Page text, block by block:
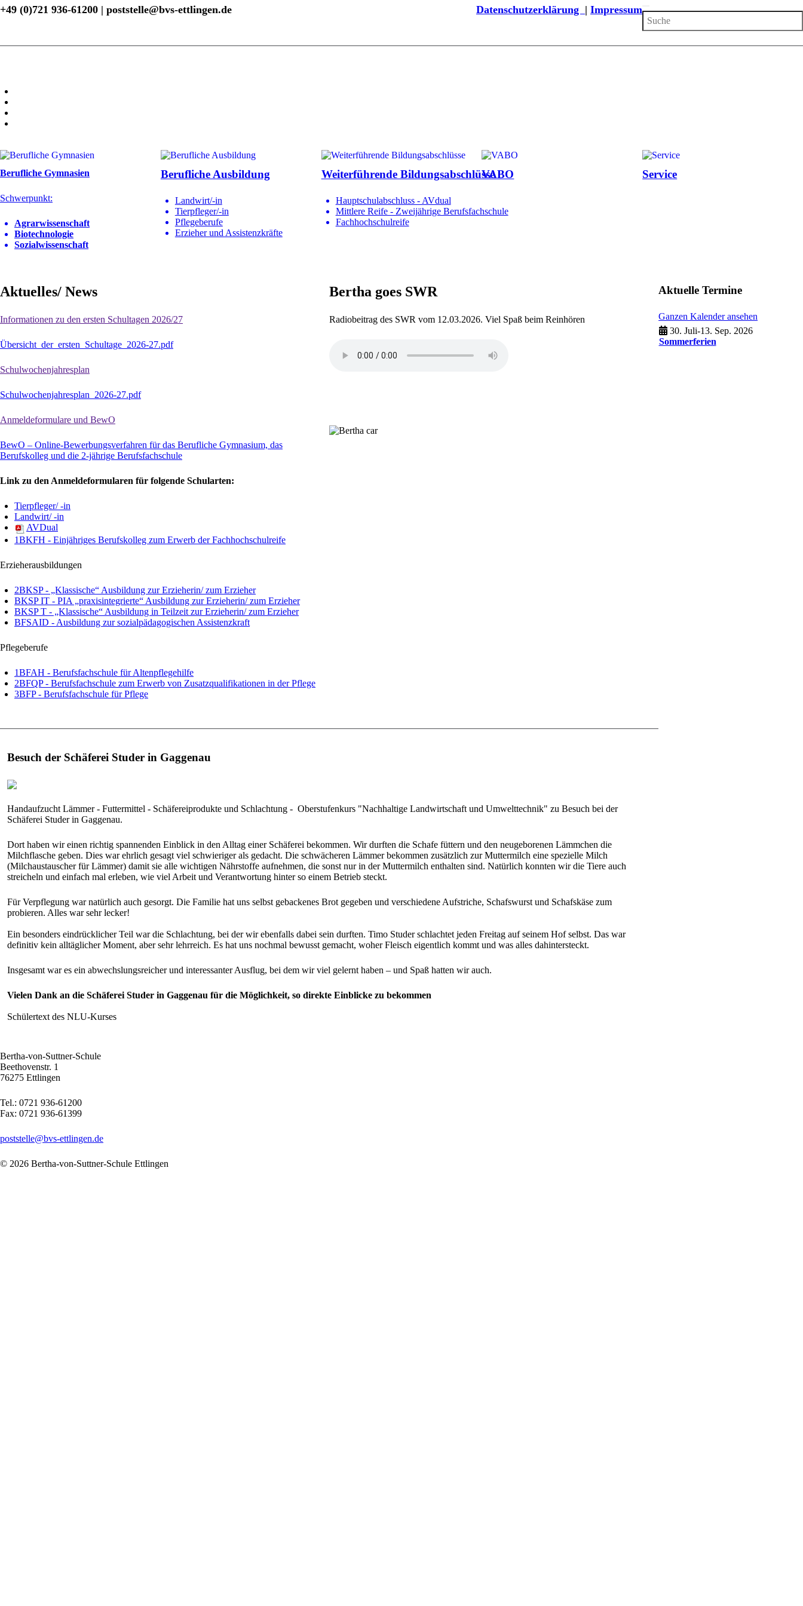
+49 (0)721 936-61200 | poststelle@bvs-ettlingen.de Datenschutzerklärung | Impressum
Berufliche Gymnasien
Schwerpunkt:
Agrarwissenschaft
Biotechnologie
Sozialwissenschaft
Berufliche Ausbildung
Landwirt/-in
Tierpfleger/-in
Pflegeberufe
Erzieher und Assistenzkräfte
Weiterführende Bildungsabschlüsse
Hauptschulabschluss - AVdual
Mittlere Reife - Zweijährige Berufsfachschule
Fachhochschulreife
VABO Service
Aktuelles/ News
Informationen zu den ersten Schultagen 2026/27
Übersicht_der_ersten_Schultage_2026-27.pdf
Schulwochenjahresplan
Schulwochenjahresplan_2026-27.pdf
Anmeldeformulare und BewO
BewO – Online-Bewerbungsverfahren für das Berufliche Gymnasium, das
Berufskolleg und die 2-jährige Berufsfachschule
Link zu den Anmeldeformularen für folgende Schularten:
Tierpfleger/ -in
Landwirt/ -in
AVDual
1BKFH - Einjähriges Berufskolleg zum Erwerb der Fachhochschulreife
Erzieherausbildungen
2BKSP - „Klassische“ Ausbildung zur Erzieherin/ zum Erzieher
BKSP IT - PIA „praxisintegrierte“ Ausbildung zur Erzieherin/ zum Erzieher
BKSP T - „Klassische“ Ausbildung in Teilzeit zur Erzieherin/ zum Erzieher
BFSAID - Ausbildung zur sozialpädagogischen Assistenzkraft
Pflegeberufe
1BFAH - Berufsfachschule für Altenpflegehilfe
2BFQP - Berufsfachschule zum Erwerb von Zusatzqualifikationen in der Pflege
3BFP - Berufsfachschule für Pflege
Bertha goes SWR
Radiobeitrag des SWR vom 12.03.2026. Viel Spaß beim Reinhören
Besuch der Schäferei Studer in Gaggenau
Handaufzucht Lämmer - Futtermittel - Schäfereiprodukte und Schlachtung - Oberstufenkurs "Nachhaltige Landwirtschaft und Umwelttechnik" zu Besuch bei der
Schäferei Studer in Gaggenau.
Dort haben wir einen richtig spannenden Einblick in den Alltag einer Schäferei bekommen. Wir durften die Schafe füttern und den neugeborenen Lämmchen die
Milchflasche geben. Dies war ehrlich gesagt viel schwieriger als gedacht. Die schwächeren Lämmer bekommen zusätzlich zur Muttermilch eine spezielle Milch
(Milchaustauscher für Lämmer) damit sie alle wichtigen Nährstoffe aufnehmen, die sonst nur in der Muttermilch enthalten sind. Natürlich konnten wir die Tiere auch
streicheln und einfach mal erleben, wie viel Arbeit und Verantwortung hinter so einem Betrieb steckt.
Für Verpflegung war natürlich auch gesorgt. Die Familie hat uns selbst gebackenes Brot gegeben und verschiedene Aufstriche, Schafswurst und Schafskäse zum
probieren. Alles war sehr lecker!
Ein besonders eindrücklicher Teil war die Schlachtung, bei der wir ebenfalls dabei sein durften. Timo Studer schlachtet jeden Freitag auf seinem Hof selbst. Das war
definitiv kein alltäglicher Moment, aber sehr lehrreich. Es hat uns nochmal bewusst gemacht, woher Fleisch eigentlich kommt und was alles dahintersteckt.
Insgesamt war es ein abwechslungsreicher und interessanter Ausflug, bei dem wir viel gelernt haben – und Spaß hatten wir auch.
Vielen Dank an die Schäferei Studer in Gaggenau für die Möglichkeit, so direkte Einblicke zu bekommen
Schülertext des NLU-Kurses
Aktuelle Termine
Ganzen Kalender ansehen
30. Juli-13. Sep. 2026
Sommerferien
Bertha-von-Suttner-Schule
Beethovenstr. 1
76275 Ettlingen
Tel.: 0721 936-61200
Fax: 0721 936-61399
poststelle@bvs-ettlingen.de
© 2026 Bertha-von-Suttner-Schule Ettlingen